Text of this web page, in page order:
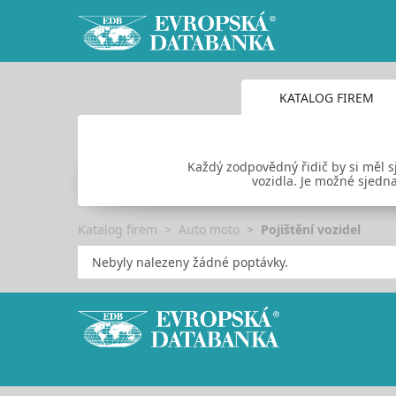
KATALOG FIREM
Každý zodpovědný řidič by si
vozidla. Je možné
Katalog firem Auto moto
Pojištění vozidel
Nebyly nalezeny žádné poptávky.